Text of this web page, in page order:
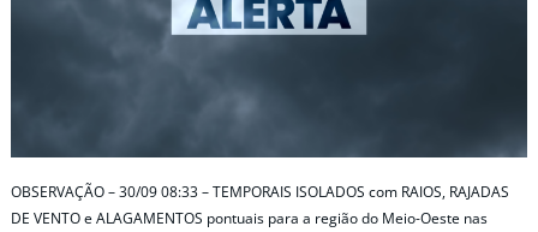
OBSERVAÇÃO – 30/09 08:33 – TEMPORAIS ISOLADOS com RAIOS, RAJADAS
DE VENTO e ALAGAMENTOS pontuais para a região do Meio-Oeste nas